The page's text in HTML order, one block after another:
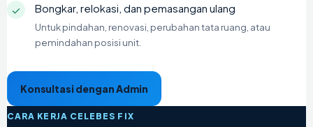
✓ Bongkar, relokasi, dan pemasangan ulang
Untuk pindahan, renovasi, perubahan tata ruang, atau
pemindahan posisi unit.
Konsultasi dengan Admin
CARA KERJA CELEBES FIX